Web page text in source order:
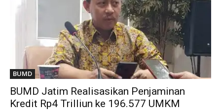
BUMD
BUMD Jatim Realisasikan Penjaminan
Kredit Rp4 Trilliun ke 196.577 UMKM